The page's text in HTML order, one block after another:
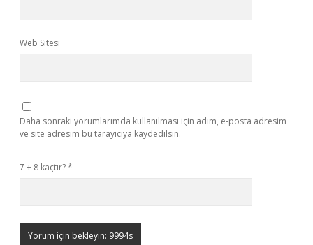
Web Sitesi
Daha sonraki yorumlarımda kullanılması için adım, e-posta adresim
ve site adresim bu tarayıcıya kaydedilsin.
7 + 8 kaçtır?*